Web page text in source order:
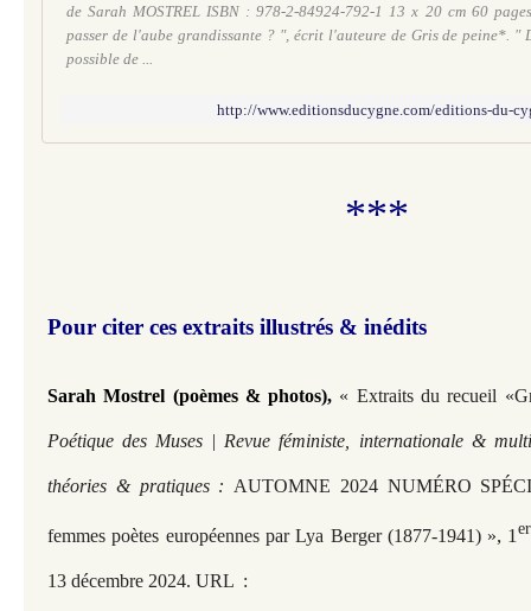
de Sarah MOSTREL ISBN : 978-2-84924-792-1 13 x 20 cm 60
passer de l'aube grandissante ? ", écrit l'auteure de Gris de peine*. "
possible de ...
http://www.editionsducygne.com/editions-du-
***
Pour citer ces extraits illustrés & inédits
Sarah Mostrel (poèmes & photos), « Extraits du recueil
Poétique des Muses | Revue féministe, internationale &
théories & pratiques : AUTOMNE 2024 NUMÉRO
femmes poètes européennes par Lya Berger (1877-1941) », 1
13 décembre 2024. URL :